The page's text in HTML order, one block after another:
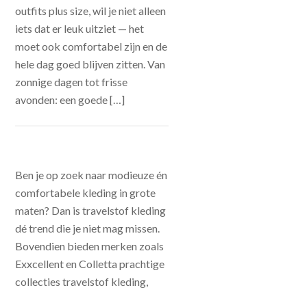
outfits plus size, wil je niet alleen
iets dat er leuk uitziet — het
moet ook comfortabel zijn en de
hele dag goed blijven zitten. Van
zonnige dagen tot frisse
avonden: een goede […]
Ben je op zoek naar modieuze én
comfortabele kleding in grote
maten? Dan is travelstof kleding
dé trend die je niet mag missen.
Bovendien bieden merken zoals
Exxcellent en Colletta prachtige
collecties travelstof kleding,